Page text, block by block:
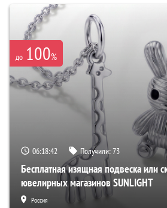
до 100%
06:18:40 Получили:73
Бесплатная изящная подвеска или
ювелирных магазинов SUNLIGHT
Россия